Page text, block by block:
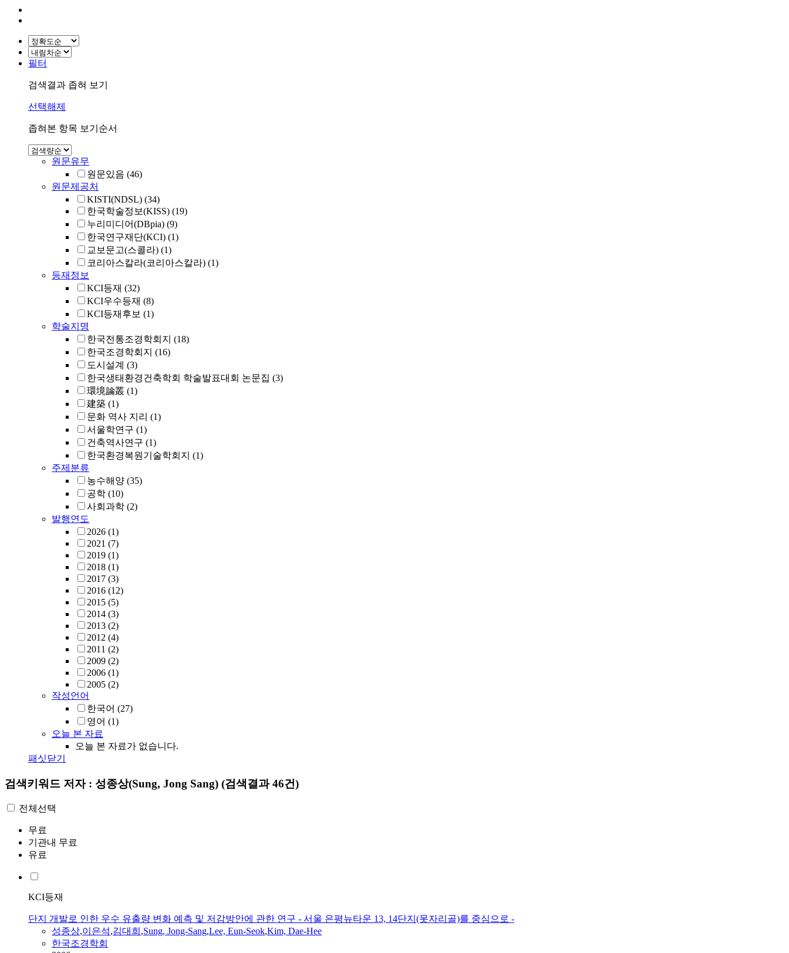
필터
검색결과 좁혀 보기
선택해제
좁혀본 항목 보기순서
원문유무
원문있음 (46)
원문제공처
KISTI(NDSL) (34)
한국학술정보(KISS) (19)
누리미디어(DBpia) (9)
한국연구재단(KCI) (1)
교보문고(스콜라) (1)
코리아스칼라(코리아스칼라) (1)
등재정보
KCI등재 (32)
KCI우수등재 (8)
KCI등재후보 (1)
학술지명
한국전통조경학회지 (18)
한국조경학회지 (16)
도시설계 (3)
한국생태환경건축학회 학술발표대회 논문집 (3)
環境論叢 (1)
建築 (1)
문화 역사 지리 (1)
서울학연구 (1)
건축역사연구 (1)
한국환경복원기술학회지 (1)
주제분류
농수해양 (35)
공학 (10)
사회과학 (2)
발행연도
2026 (1)
2021 (7)
2019 (1)
2018 (1)
2017 (3)
2016 (12)
2015 (5)
2014 (3)
2013 (2)
2012 (4)
2011 (2)
2009 (2)
2006 (1)
2005 (2)
작성언어
한국어 (27)
영어 (1)
오늘 본 자료
오늘 본 자료가 없습니다.
패싯닫기
검색키워드 저자 : 성종상(Sung, Jong Sang) (검색결과 46건)
전체선택
무료
기관내 무료
유료
KCI등재
단지 개발로 인한 우수 유출량 변화 예측 및 저감방안에 관한 연구 - 서울 은평뉴타운 13, 14단지(못자리골)를 중심으로 -
성종상,이은석,김대희 ,Sung, Jong-Sang,Lee, Eun-Seok,Kim, Dae-Hee
한국조경학회